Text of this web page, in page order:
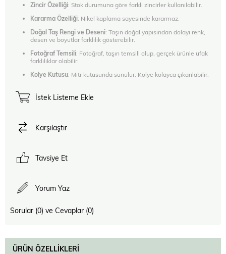
Zincir Özelliği: Stok durumuna göre farklı zincirler kullanılabilir.
Kararma Özelliği: Nikel kaplama sayesinde kararmaz.
Doğal Taş Rengi ve Deseni: Taşın doğal yapısından dolayı renk,
desen ve boyutlar farklılık gösterebilir.
Fotoğraf Temsili: Fotoğraf, taşın temsili olup, gerçek ürünle ufak
farklılıklar olabilir.
Kolye Kutusu: Mitr kutusunda sunulur. Kolye kolayca çıkarılabilir.
İstek Listeme Ekle
Karşılaştır
Tavsiye Et
Yorum Yaz
Sorular (0) ve Cevaplar (0)
ÜRÜN ÖZELLIKLERI